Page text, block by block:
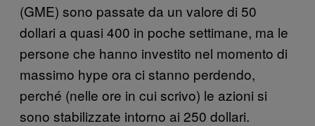
(GME) sono passate da un valore di 50
dollari a quasi 400 in poche settimane, ma le
persone che hanno investito nel momento di
massimo hype ora ci stanno perdendo,
perché (nelle ore in cui scrivo) le azioni si
sono stabilizzate intorno ai 250 dollari.